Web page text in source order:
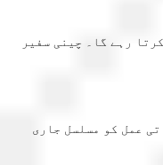
رہے گا۔ چینی سفیر
عمل کو مسلسل جاری